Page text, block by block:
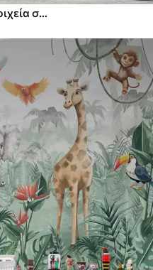
Καμάρες και διακοσμητικά στοιχεία σε στυλ boho